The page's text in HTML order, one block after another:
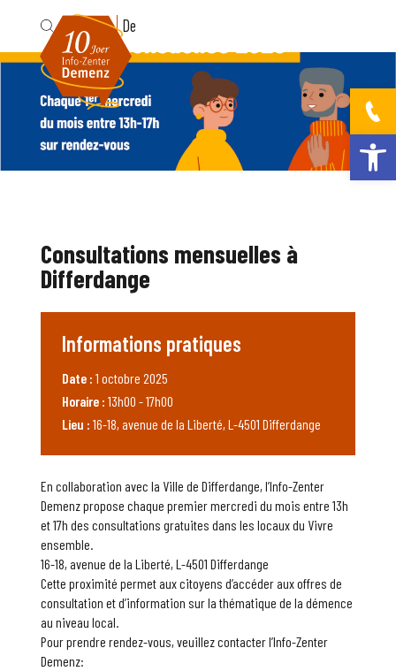
Ouvrir la
Fr De
En collaboration avec la Ville de Differdange, l’Info-Zenter
Demenz propose chaque premier mercredi du mois entre 13h
et 17h des consultations gratuites dans les locaux du Vivre
ensemble.
16-18, avenue de la Liberté, L-4501 Differdange
Cette proximité permet aux citoyens d’accéder aux offres de
consultation et d’information sur la thématique de la démence
au niveau local.
Pour prendre rendez-vous, veuillez contacter l’Info-Zenter
Demenz:
Consultations mensuelles à
Differdange
Informations pratiques
Date : 1 octobre 2025
Horaire : 13h00 - 17h00
Lieu : 16-18, avenue de la Liberté, L-4501 Differdange